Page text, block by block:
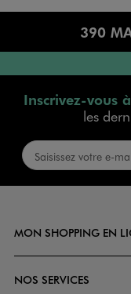
390
Inscrivez-vous
les
MON SHOPPING EN
NOS SERVICES